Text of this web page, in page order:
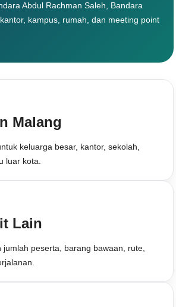
Abdul Rachman Saleh, Bandara
kampus, rumah, dan meeting point
Malang
keluarga besar, kantor, sekolah,
luar kota.
Lain
jumlah peserta, barang bawaan, rute,